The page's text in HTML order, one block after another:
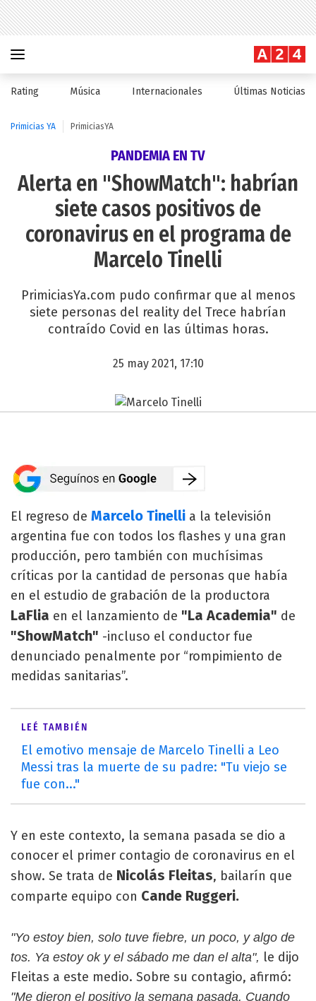
Rating Música Internacionales Últimas Noticias
Primicias YA PrimiciasYA
PANDEMIA EN TV
Alerta en "ShowMatch": habrían
siete casos positivos de
coronavirus en el programa de
Marcelo Tinelli
PrimiciasYa.com pudo confirmar que al menos
siete personas del reality del Trece habrían
contraído Covid en las últimas horas.
25 may 2021, 17:10
El regreso de Marcelo Tinelli a la televisión
argentina fue con todos los flashes y una gran
producción, pero también con muchísimas
críticas por la cantidad de personas que había
en el estudio de grabación de la productora
LaFlia en el lanzamiento de "La Academia" de
"ShowMatch" -incluso el conductor fue
denunciado penalmente por “rompimiento de
medidas sanitarias”.
LEÉ TAMBIÉN
El emotivo mensaje de Marcelo Tinelli a Leo
Messi tras la muerte de su padre: "Tu viejo se
fue con..."
Y en este contexto, la semana pasada se dio a
conocer el primer contagio de coronavirus en el
show. Se trata de Nicolás Fleitas, bailarín que
comparte equipo con Cande Ruggeri.
"Yo estoy bien, solo tuve fiebre, un poco, y algo de
tos. Ya estoy ok y el sábado me dan el alta", le dijo
Fleitas a este medio. Sobre su contagio, afirmó:
"Me dieron el positivo la semana pasada. Cuando